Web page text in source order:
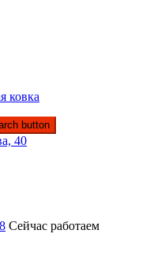
40
Сейчас работаем